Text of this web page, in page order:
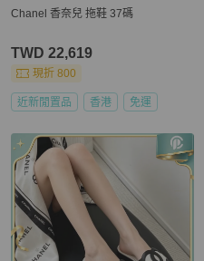
Chanel 香奈兒 拖鞋 37碼
TWD 22,619
現折 800
近新閒置品 香港 免運